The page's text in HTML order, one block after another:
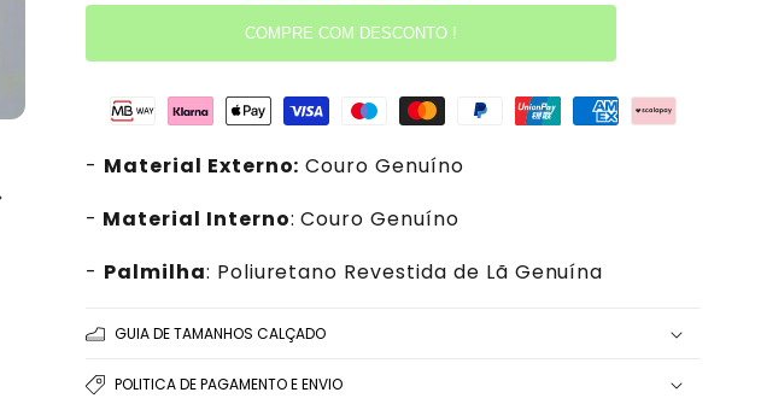
COMPRE COM DESCONTO !
- Material Externo: Couro Genuíno
- Material Interno: Couro Genuíno
- Palmilha: Poliuretano Revestida de Lã Genuína
GUIA DE TAMANHOS CALÇADO
POLITICA DE PAGAMENTO E ENVIO